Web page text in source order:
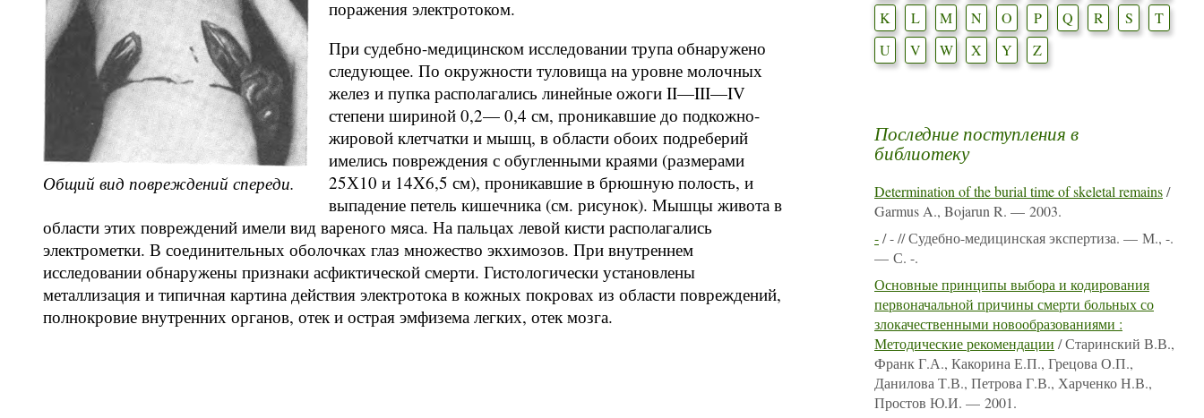
Общий вид повреждений спереди.
поражения электротоком.
При судебно-медицинском исследовании трупа обнаружено
следующее. По окружности туловища на уровне молочных
желез и пупка располагались линейные ожоги II—III—IV
степени шириной 0,2— 0,4 см, проникавшие до подкожно-
жировой клетчатки и мышц, в области обоих подреберий
имелись повреждения с обугленными краями (размерами
25Х10 и 14X6,5 см), проникавшие в брюшную полость, и
выпадение петель кишечника (см. рисунок). Мышцы живота в
области этих повреждений имели вид вареного мяса. На пальцах левой кисти располагались
электрометки. В соединительных оболочках глаз множество экхимозов. При внутреннем
исследовании обнаружены признаки асфиктической смерти. Гистологически установлены
металлизация и типичная картина действия электротока в кожных покровах из области повреждений,
полнокровие внутренних органов, отек и острая эмфизема легких, отек мозга.
K
L M N O P Q R S
T
U
V W X Y Z
Последние поступления в
библиотеку
Determination of the burial time of skeletal remains/
Garmus A., Bojarun R. — 2003.
-/ - // Судебно-медицинская экспертиза. — М., -.
— С. -.
Основные принципы выбора и кодирования
первоначальной причины смерти больных со
злокачественными новообразованиями :
Методические рекомендации / Старинский В.В.,
Франк Г.А., Какорина Е.П., Грецова О.П.,
Данилова Т.В., Петрова Г.В., Харченко Н.В.,
Простов Ю.И. — 2001.